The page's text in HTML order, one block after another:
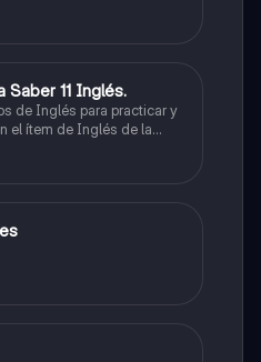
Saber 11 Inglés.
de Inglés para practicar y
el ítem de Inglés de la